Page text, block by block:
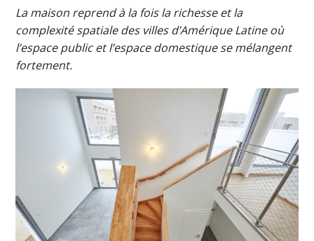
La maison reprend à la fois la richesse et la
complexité spatiale des villes d’Amérique Latine où
l’espace public et l’espace domestique se mélangent
fortement.